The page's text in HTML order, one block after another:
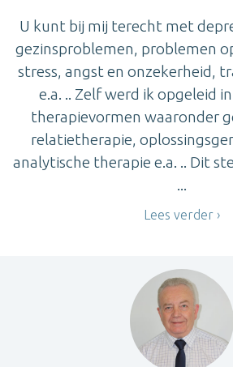
U kunt bij mij terecht met
gezinsproblemen, problemen
stress, angst en onzekerheid,
e.a. .. Zelf werd ik opgeleid
therapievormen waaronder
relatietherapie,
analytische therapie e.a. .. Dit
...
Lees verder